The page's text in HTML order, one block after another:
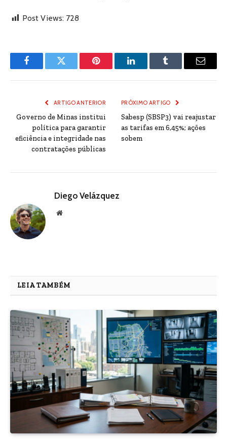
Post Views: 728
FacebookTwitter Pinterest LinkedInTumblr Email
ARTIGO ANTERIOR
Governo de Minas institui
política para garantir
eficiência e integridade nas
contratações públicas
PRÓXIMO ARTIGO
Sabesp (SBSP3) vai reajustar
as tarifas em 6,45%; ações
sobem
Diego Velázquez
Website
LEIA TAMBÉM